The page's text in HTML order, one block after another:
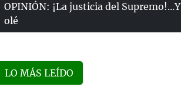
OPINIÓN: ¡La justicia del Supremo!...Y
olé
LO MÁS LEÍDO